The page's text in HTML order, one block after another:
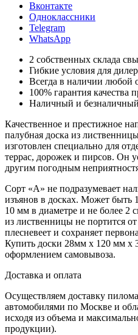
Вконтакте
Одноклассники
Telegram
WhatsApp
2 собственных склада
Гибкие условия для
Всегда в наличии любой
100% гарантия качества
Наличный и безналичный
Качественное и престижное
палубная доска из
изготовлен специально для
террас, дорожек и пирсов. Он
другим погодным
Сорт «А» не подразумевает
изъянов в досках. Может быть
10 мм в диаметре и не более 2
из лиственницы не портится
плесневеет и сохраняет
Купить доски 28мм х 120 мм х
оформлением самовывоза.
Доставка и оплата
Осуществляем доставку
автомобилями по Москве и
исходя из объема и
продукции).